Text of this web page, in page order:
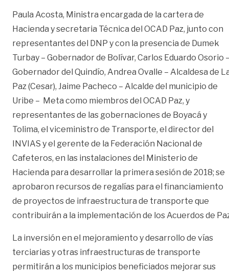
Paula Acosta, Ministra encargada de la cartera de
Hacienda y secretaria Técnica del OCAD Paz, junto con
representantes del DNP y con la presencia de Dumek
Turbay – Gobernador de Bolívar, Carlos Eduardo Osorio
Gobernador del Quindío, Andrea Ovalle – Alcaldesa de
Paz (Cesar), Jaime Pacheco – Alcalde del municipio de
Uribe – Meta como miembros del OCAD Paz, y
representantes de las gobernaciones de Boyacá y
Tolima, el viceministro de Transporte, el director del
INVIAS y el gerente de la Federación Nacional de
Cafeteros, en las instalaciones del Ministerio de
Hacienda para desarrollar la primera sesión de 2018; se
aprobaron recursos de regalías para el financiamiento
de proyectos de infraestructura de transporte que
contribuirán a la implementación de los Acuerdos de
La inversión en el mejoramiento y desarrollo de vías
terciarias y otras infraestructuras de transporte
permitirán a los municipios beneficiados mejorar sus